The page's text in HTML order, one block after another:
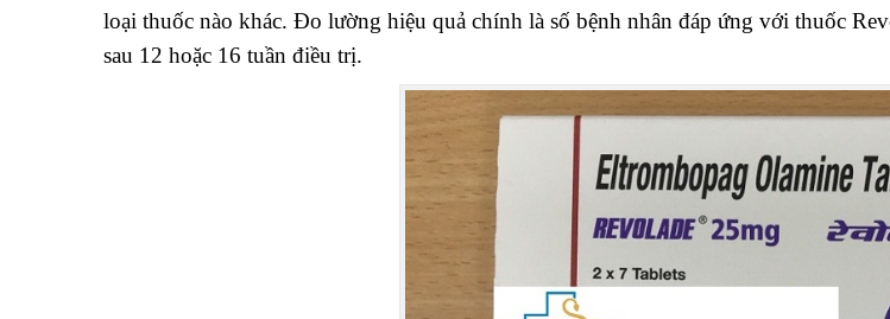
loại thuốc nào khác. Đo lường hiệu quả chính là số bệnh nhân đáp ứng với thuốc
sau 12 hoặc 16 tuần điều trị.